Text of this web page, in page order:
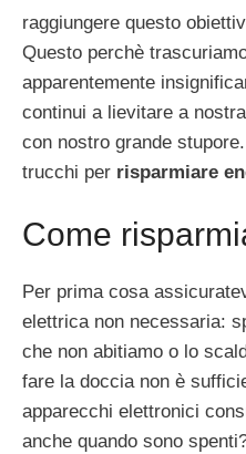
raggiungere questo
Questo perchè
apparentemente
continui a lievitare a
con nostro grande
trucchi per risparmiare
Come
Per prima cosa
elettrica non necessaria:
che non abitiamo o lo
fare la doccia non è
apparecchi elettronici
anche quando sono